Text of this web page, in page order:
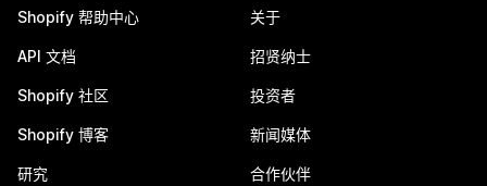
Shopify 帮助中心
API 文档
Shopify 社区
Shopify 博客
研究
关于
招贤纳士
投资者
新闻媒体
合作伙伴